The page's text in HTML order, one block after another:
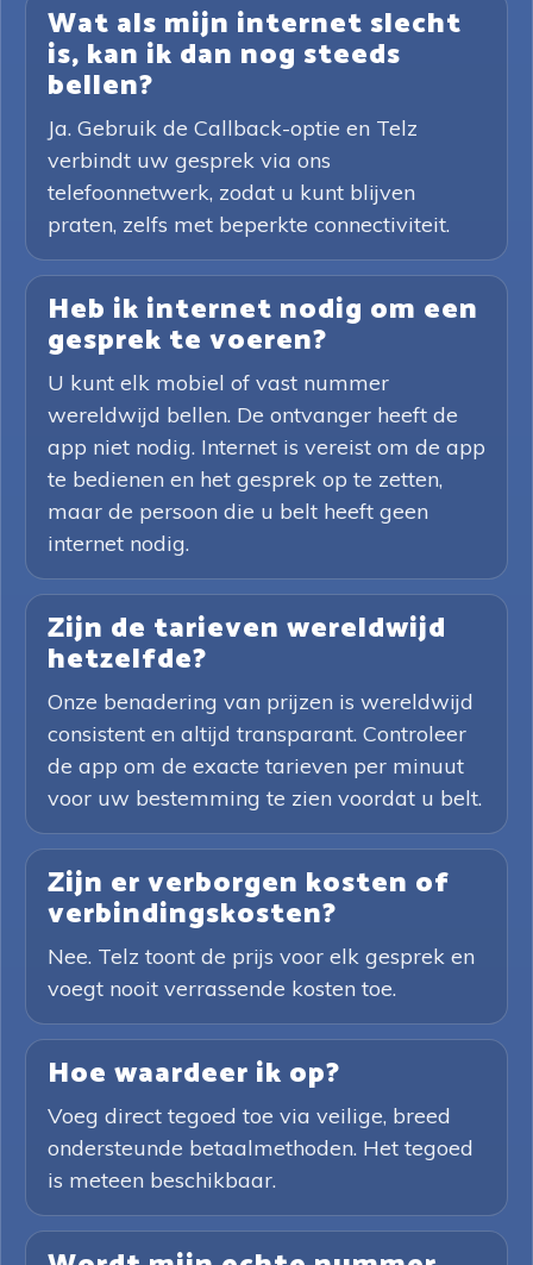
Wat als mijn internet slecht
is, kan ik dan nog steeds
bellen?
Ja. Gebruik de Callback-optie en Telz
verbindt uw gesprek via ons
telefoonnetwerk, zodat u kunt blijven
praten, zelfs met beperkte connectiviteit.
Heb ik internet nodig om een
gesprek te voeren?
U kunt elk mobiel of vast nummer
wereldwijd bellen. De ontvanger heeft de
app niet nodig. Internet is vereist om de app
te bedienen en het gesprek op te zetten,
maar de persoon die u belt heeft geen
internet nodig.
Zijn de tarieven wereldwijd
hetzelfde?
Onze benadering van prijzen is wereldwijd
consistent en altijd transparant. Controleer
de app om de exacte tarieven per minuut
voor uw bestemming te zien voordat u belt.
Zijn er verborgen kosten of
verbindingskosten?
Nee. Telz toont de prijs voor elk gesprek en
voegt nooit verrassende kosten toe.
Hoe waardeer ik op?
Voeg direct tegoed toe via veilige, breed
ondersteunde betaalmethoden. Het tegoed
is meteen beschikbaar.